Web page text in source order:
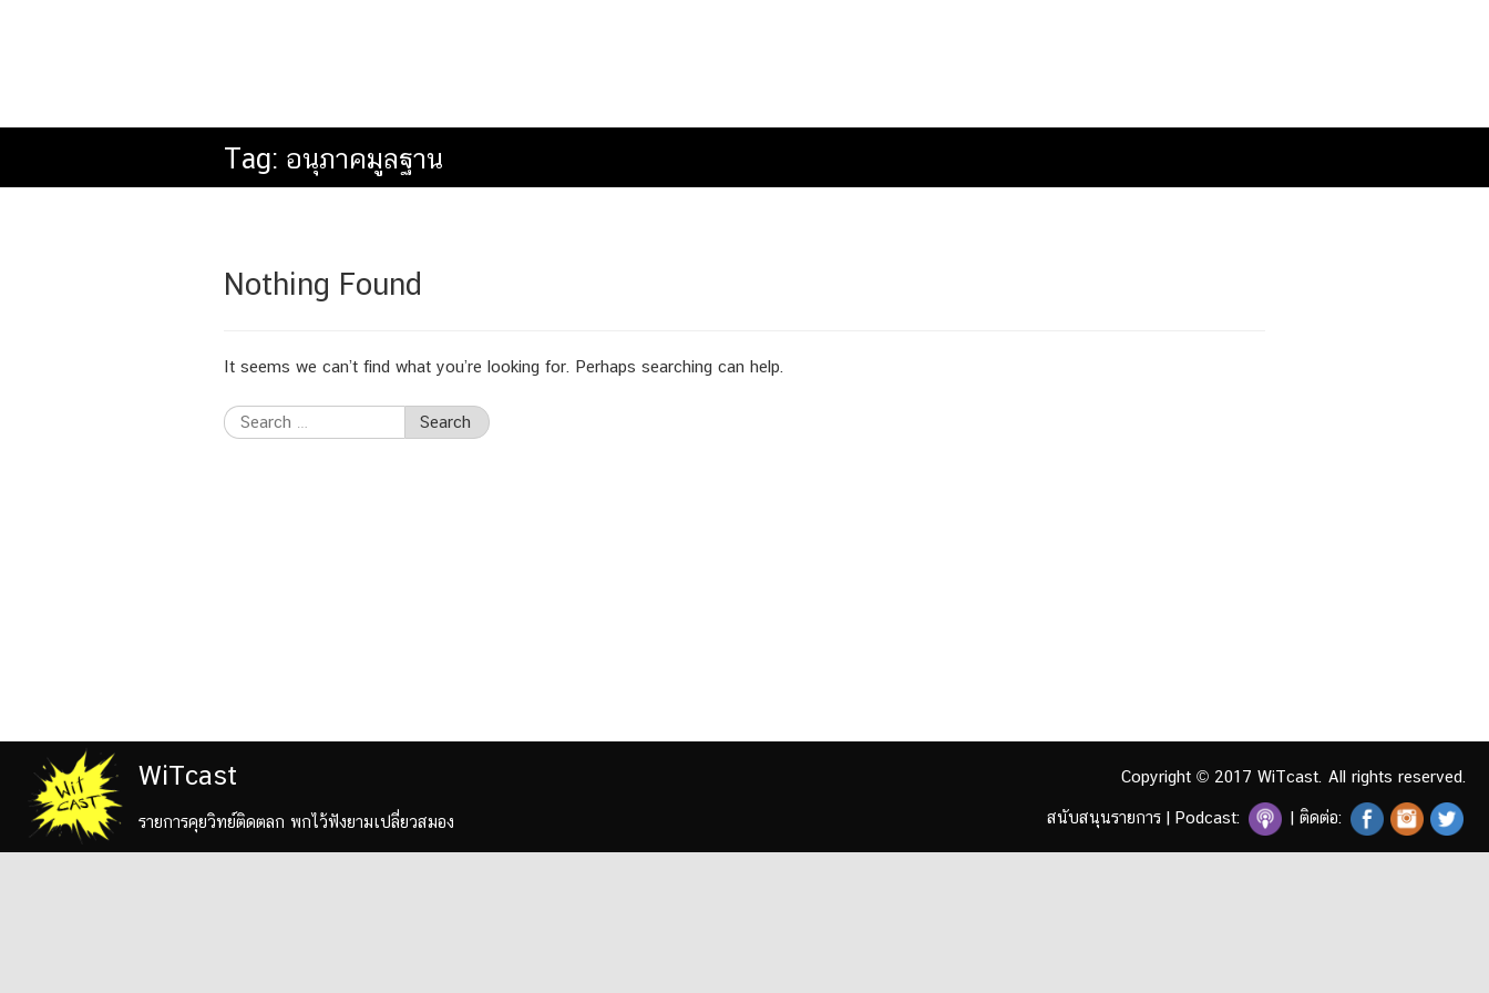
Tag: อนุภาคมูลฐาน
Nothing Found
It seems we can’t find what you’re looking for. Perhaps searching can help.
Search
for:
WiTcast
รายการคุยวิทย์ติดตลก พกไว้ฟังยามเปลี่ยวสมอง
Copyright © 2017 WiTcast. All rights reserved.
สนับสนุนรายการ | Podcast: | ติดต่อ: